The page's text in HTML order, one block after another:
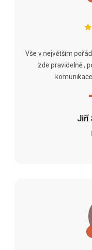
Jiří
Vše v největším
zde pravidelně ,